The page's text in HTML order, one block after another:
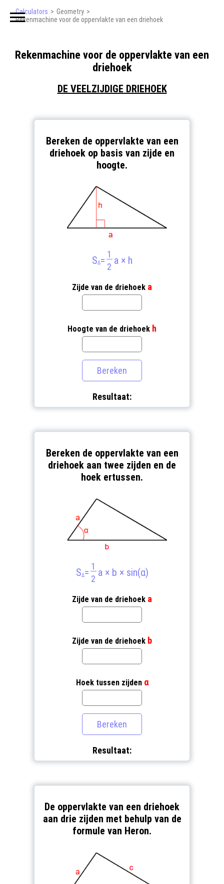
Calculators
Geometry
Rekenmachine voor de oppervlakte van een driehoek
Rekenmachine voor de oppervlakte van een
driehoek
DE VEELZIJDIGE DRIEHOEK
Bereken de oppervlakte van een
driehoek op basis van zijde en
hoogte.
SΔ=
1
2
a × h
Zijde van de driehoek a
Hoogte van de driehoek h
Resultaat:
Bereken de oppervlakte van een
driehoek aan twee zijden en de
hoek ertussen.
SΔ=
1
2
a × b × sin(α)
Zijde van de driehoek a
Zijde van de driehoek b
Hoek tussen zijden α
Resultaat:
De oppervlakte van een driehoek
aan drie zijden met behulp van de
formule van Heron.